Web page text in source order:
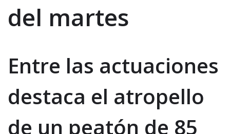
del martes
Entre las actuaciones
destaca el atropello
de un peatón de 85